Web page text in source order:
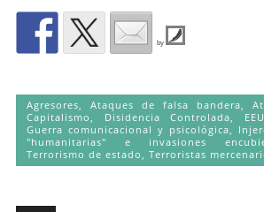
by
Agresores Ataques de falsa bandera
Capitalismo
Disidencia Controlada
Guerra comunicacional y psicológica
"humanitarias" e invasiones
Terrorismo de estado
Terroristas